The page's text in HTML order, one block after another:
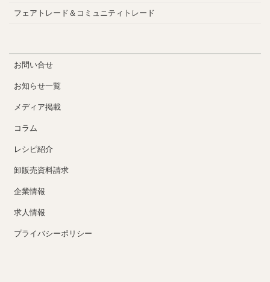
フェアトレード＆コミュニティトレード
お問い合せ
お知らせ一覧
メディア掲載
コラム
レシピ紹介
卸販売資料請求
企業情報
求人情報
プライバシーポリシー